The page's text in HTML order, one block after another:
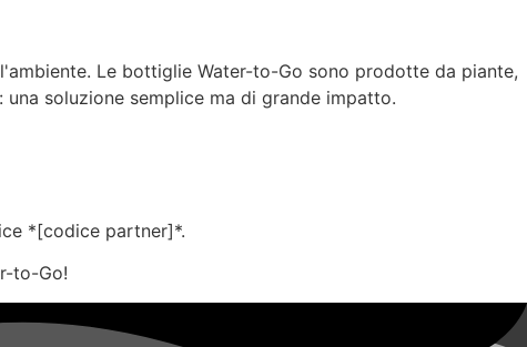
Le bottiglie Water-to-Go sono prodotte da piante,
soluzione semplice ma di grande impatto.
*[codice partner]*.
to-Go!